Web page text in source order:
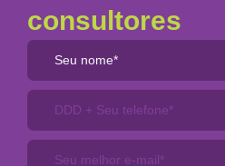
consultores